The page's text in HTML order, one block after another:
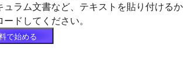
ュラム文書など、テキストを貼り付けるか
ドしてください。
で始める